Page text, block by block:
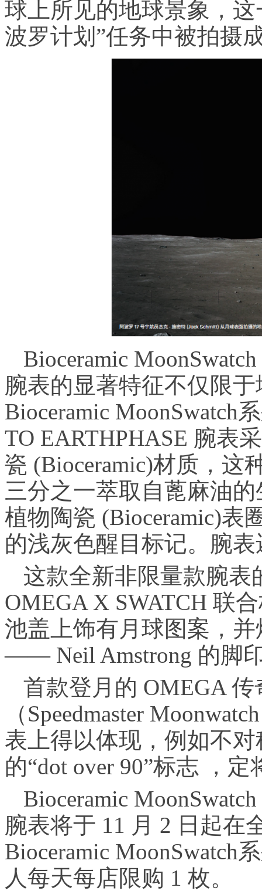
球上所见的地球景象，
波罗计划”任务中被拍摄
Bioceramic
腕表的显著特征不仅限
Bioceramic MoonSwatch
TO EARTHPHASE 腕表
瓷 (Bioceramic)材质，这
三分之一萃取自蓖麻油
植物陶瓷 (Bioceramic)表
的浅灰色醒目标记。腕
这款全新非限量款腕表
OMEGA X SWATCH 联
池盖上饰有月球图案，
—— Neil Amstrong 的脚
首款登月的 OMEGA
（Speedmaster
表上得以体现，例如不
的“dot over 90”标志 ，
Bioceramic
腕表将于 11 月 2 日起在
Bioceramic MoonSwatch
人每天每店限购 1 枚。